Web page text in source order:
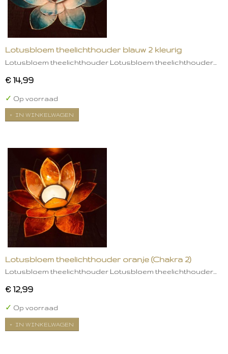
Lotusbloem theelichthouder blauw 2 kleurig
Lotusbloem theelichthouder Lotusbloem theelichthouder…
€ 14,99
✓ Op voorraad
IN WINKELWAGEN
Lotusbloem theelichthouder oranje (Chakra 2)
Lotusbloem theelichthouder Lotusbloem theelichthouder…
€ 12,99
✓ Op voorraad
IN WINKELWAGEN